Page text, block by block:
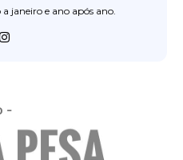
janeiro e ano após ano.
-